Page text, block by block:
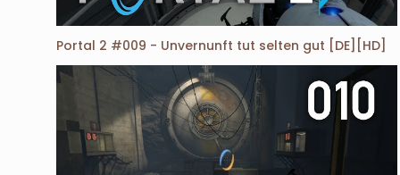
Portal 2 #009 - Unvernunft tut selten gut [DE][HD]